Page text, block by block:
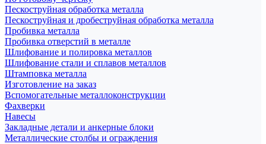
Пескоструйная обработка металла
Пескоструйная и дробеструйная обработка металла
Пробивка металла
Пробивка отверстий в металле
Шлифование и полировка металлов
Шлифование стали и сплавов металлов
Штамповка металла
Изготовление на заказ
Вспомогательные металлоконструкции
Фахверки
Навесы
Закладные детали и анкерные блоки
Металлические столбы и ограждения